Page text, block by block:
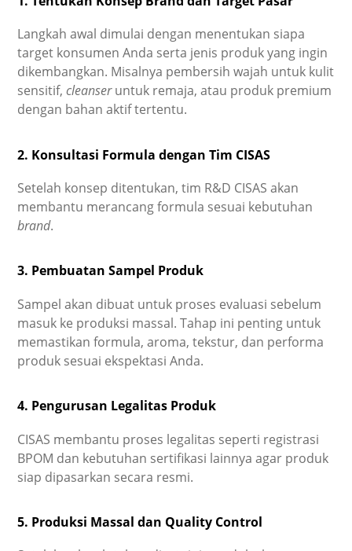
Langkah awal dimulai dengan menentukan siapa
target konsumen Anda serta jenis produk yang ingin
dikembangkan. Misalnya pembersih wajah untuk kulit
sensitif, cleanseruntuk remaja, atau produk premium
dengan bahan aktif tertentu.
2. Konsultasi Formula dengan Tim CISAS
Setelah konsep ditentukan, tim R&D CISAS akan
membantu merancang formula sesuai kebutuhan
brand.
3. Pembuatan Sampel Produk
Sampel akan dibuat untuk proses evaluasi sebelum
masuk ke produksi massal. Tahap ini penting untuk
memastikan formula, aroma, tekstur, dan performa
produk sesuai ekspektasi Anda.
4. Pengurusan Legalitas Produk
CISAS membantu proses legalitas seperti registrasi
BPOM dan kebutuhan sertifikasi lainnya agar produk
siap dipasarkan secara resmi.
5. Produksi Massal dan Quality Control